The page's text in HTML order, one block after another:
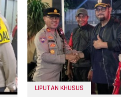
LIPUTAN KHUSUS